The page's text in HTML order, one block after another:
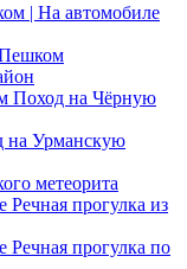
| На автомобиле
Поход на Чёрную
на Урманскую
метеорита
Речная прогулка из
Речная прогулка по